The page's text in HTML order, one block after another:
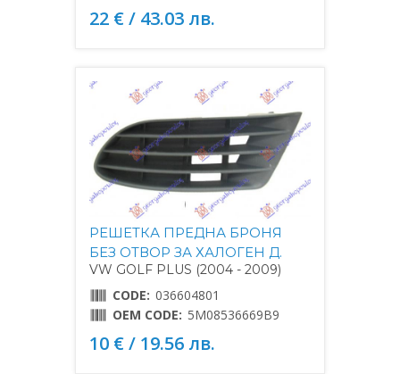
22 € / 43.03 лв.
РЕШЕТКА ПРЕДНА БРОНЯ
БЕЗ ОТВОР ЗА ХАЛОГЕН Д.
VW GOLF PLUS (2004 - 2009)
CODE: 036604801
OEM CODE: 5M08536669B9
10 € / 19.56 лв.